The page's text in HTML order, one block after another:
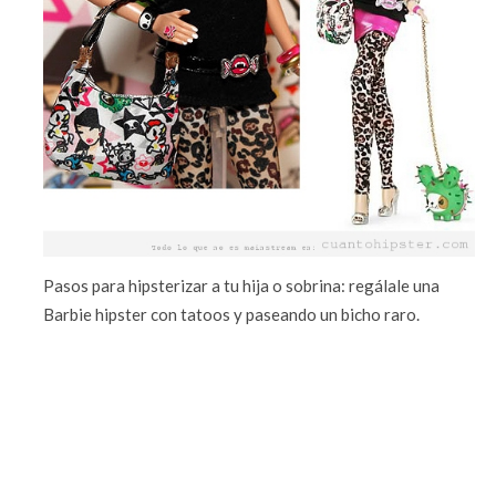
Pasos para hipsterizar a tu hija o sobrina: regálale una
Barbie hipster con tatoos y paseando un bicho raro.